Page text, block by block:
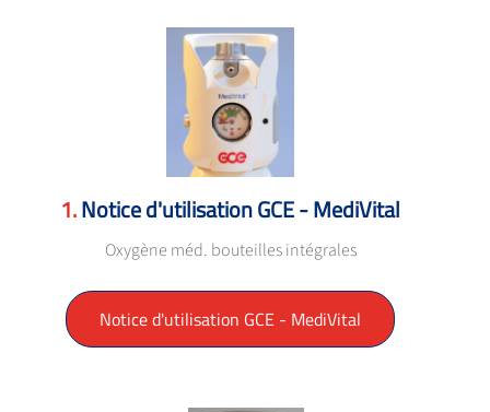
Notice d'utilisation GCE - MediVital
Oxygène méd. bouteilles intégrales
Notice d'utilisation GCE - MediVital